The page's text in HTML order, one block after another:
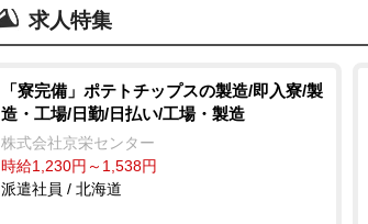
求人特集
「寮完備」ポテトチップスの製造/即入寮/製
造・工場/日勤/日払い/工場・製造
株式会社京栄センター
時給1,230円～1,538円
派遣社員 / 北海道